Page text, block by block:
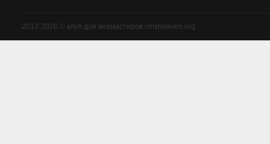
2012-2026 © клуб для вебмастеров cmsheaven.org